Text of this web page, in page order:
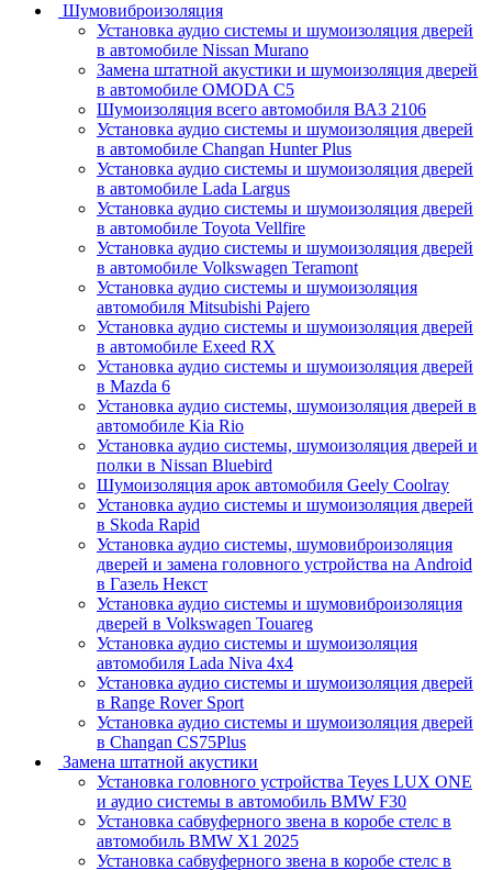
Шумовиброизоляция
Установка аудио системы и шумоизоляция дверей
в автомобиле Nissan Murano
Замена штатной акустики и шумоизоляция дверей
в автомобиле OMODA C5
Шумоизоляция всего автомобиля ВАЗ 2106
Установка аудио системы и шумоизоляция дверей
в автомобиле Changan Hunter Plus
Установка аудио системы и шумоизоляция дверей
в автомобиле Lada Largus
Установка аудио системы и шумоизоляция дверей
в автомобиле Toyota Vellfire
Установка аудио системы и шумоизоляция дверей
в автомобиле Volkswagen Teramont
Установка аудио системы и шумоизоляция
автомобиля Mitsubishi Pajero
Установка аудио системы и шумоизоляция дверей
в автомобиле Exeed RX
Установка аудио системы и шумоизоляция дверей
в Mazda 6
Установка аудио системы, шумоизоляция дверей в
автомобиле Kia Rio
Установка аудио системы, шумоизоляция дверей и
полки в Nissan Bluebird
Шумоизоляция арок автомобиля Geely Coolray
Установка аудио системы и шумоизоляция дверей
в Skoda Rapid
Установка аудио системы, шумовиброизоляция
дверей и замена головного устройства на Android
в Газель Некст
Установка аудио системы и шумовиброизоляция
дверей в Volkswagen Touareg
Установка аудио системы и шумоизоляция
автомобиля Lada Niva 4x4
Установка аудио системы и шумоизоляция дверей
в Range Rover Sport
Установка аудио системы и шумоизоляция дверей
в Changan CS75Plus
Замена штатной акустики
Установка головного устройства Teyes LUX ONE
и аудио системы в автомобиль BMW F30
Установка сабвуферного звена в коробе стелс в
автомобиль BMW X1 2025
Установка сабвуферного звена в коробе стелс в